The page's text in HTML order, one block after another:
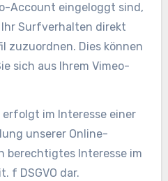
Account eingeloggt sind,
Ihr Surfverhalten direkt
zuzuordnen. Dies können
sich aus Ihrem Vimeo-
erfolgt im Interesse einer
unserer Online-
berechtigtes Interesse im
f DSGVO dar.